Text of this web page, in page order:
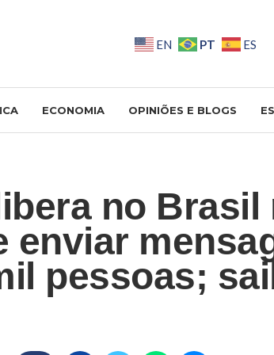
EN PT ES
ECONOMIA OPINIÕES E BLOGS
no Brasil
enviar
pessoas;